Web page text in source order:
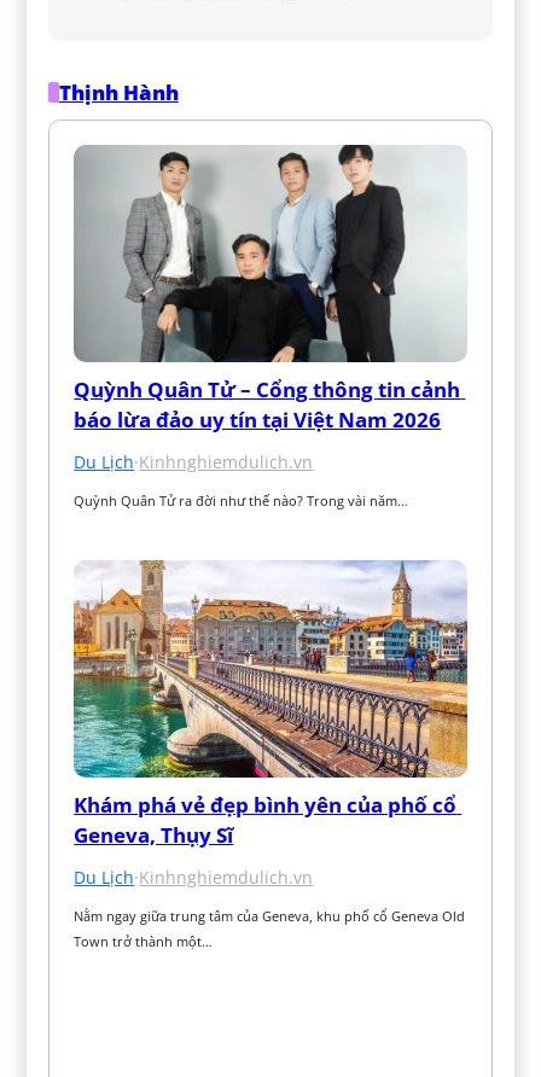
Thịnh Hành
Quỳnh Quân Tử – Cổng thông tin cảnh
báo lừa đảo uy tín tại Việt Nam 2026
Du Lịch·Kinhnghiemdulich.vn
Quỳnh Quân Tử ra đời như thế nào? Trong vài năm…
Khám phá vẻ đẹp bình yên của phố cổ
Geneva, Thụy Sĩ
Du Lịch·Kinhnghiemdulich.vn
Nằm ngay giữa trung tâm của Geneva, khu phố cổ Geneva Old
Town trở thành một…